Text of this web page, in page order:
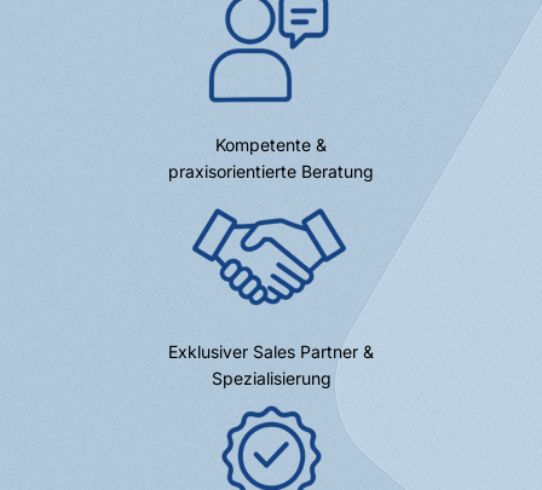
Kompetente &
praxisorientierte Beratung
Exklusiver Sales Partner &
Spezialisierung